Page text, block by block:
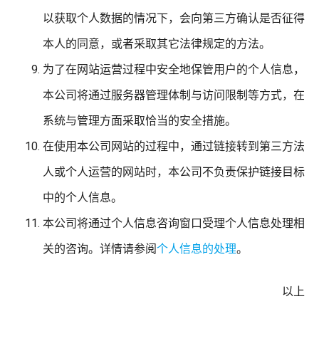
以获取个人数据的情况下，会向第三方确认是否征得
本人的同意，或者采取其它法律规定的方法。
为了在网站运营过程中安全地保管用户的个人信息，
本公司将通过服务器管理体制与访问限制等方式，在
系统与管理方面采取恰当的安全措施。
在使用本公司网站的过程中，通过链接转到第三方法
人或个人运营的网站时，本公司不负责保护链接目标
中的个人信息。
本公司将通过个人信息咨询窗口受理个人信息处理相
关的咨询。详情请参阅个人信息的处理。
以上